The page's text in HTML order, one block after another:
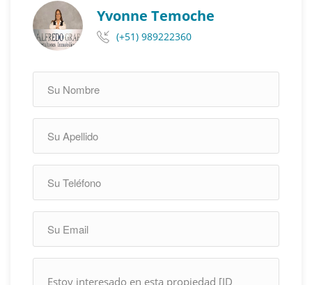
Yvonne Temoche
(+51) 989222360